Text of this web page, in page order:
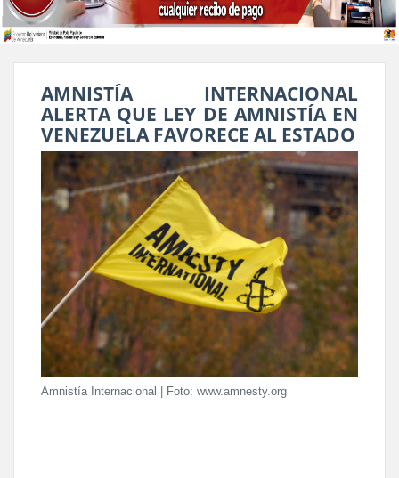
AMNISTÍA INTERNACIONAL
ALERTA QUE LEY DE AMNISTÍA EN
VENEZUELA FAVORECE AL ESTADO
Amnistía Internacional | Foto: www.amnesty.org